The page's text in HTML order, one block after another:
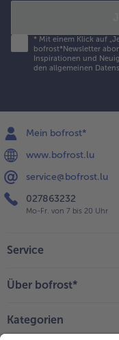
* Mit einem Klick auf
bofrost*Newsletter
Inspirationen und
den allgemeinen
Mein bofrost*
www.bofrost.lu
service@bofrost.lu
027863232
Mo-Fr. von 7 bis 20 Uhr
Service
Über bofrost*
Kategorien